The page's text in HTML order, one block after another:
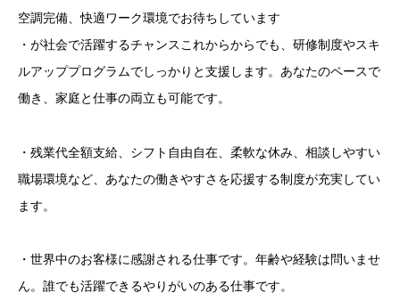
空調完備、快適ワーク環境でお待ちしています
・が社会で活躍するチャンスこれからからでも、研修制度やスキ
ルアッププログラムでしっかりと支援します。あなたのペースで
働き、家庭と仕事の両立も可能です。
・残業代全額支給、シフト自由自在、柔軟な休み、相談しやすい
職場環境など、あなたの働きやすさを応援する制度が充実してい
ます。
・世界中のお客様に感謝される仕事です。年齢や経験は問いませ
ん。誰でも活躍できるやりがいのある仕事です。